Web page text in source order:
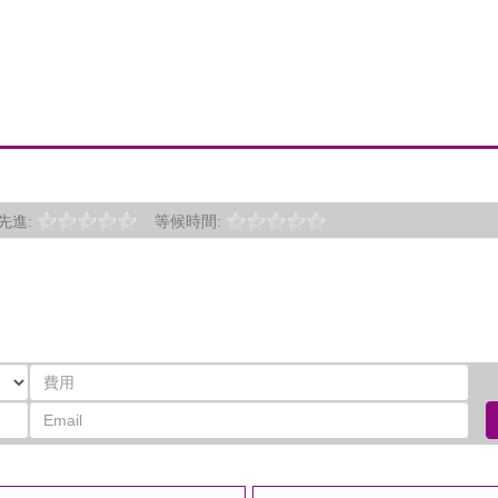
進: 等候時間: